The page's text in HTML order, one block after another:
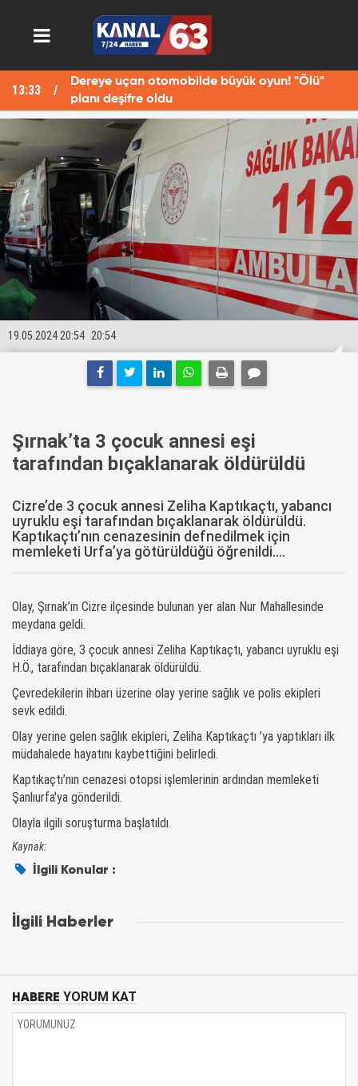
13:33
Dereye uçan otomobilde büyük oyun! "Ölü"
planı deşifre oldu
20:54
19.05.2024 20:54
Şırnak’ta 3 çocuk annesi eşi
tarafından bıçaklanarak öldürüldü
Cizre’de 3 çocuk annesi Zeliha Kaptıkaçtı, yabancı
uyruklu eşi tarafından bıçaklanarak öldürüldü.
Kaptıkaçtı’nın cenazesinin defnedilmek için
memleketi Urfa’ya götürüldüğü öğrenildi....
Olay, Şırnak’ın Cizre ilçesinde bulunan yer alan Nur Mahallesinde
meydana geldi.
İddiaya göre, 3 çocuk annesi Zeliha Kaptıkaçtı, yabancı uyruklu eşi
H.Ö., tarafından bıçaklanarak öldürüldü.
Çevredekilerin ihbarı üzerine olay yerine sağlık ve polis ekipleri
sevk edildi.
Olay yerine gelen sağlık ekipleri, Zeliha Kaptıkaçtı ’ya yaptıkları ilk
müdahalede hayatını kaybettiğini belirledi.
Kaptıkaçtı’nın cenazesi otopsi işlemlerinin ardından memleketi
Şanlıurfa'ya gönderildi.
Olayla ilgili soruşturma başlatıldı.
Kaynak:
İlgili Konular :
İlgili Haberler
HABERE YORUM KAT